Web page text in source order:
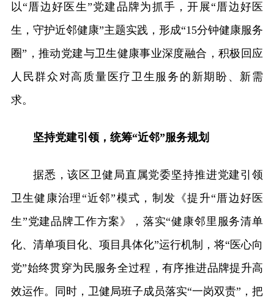
以“厝边好医生”党建品牌为抓手，开展“厝边好医
生，守护近邻健康”主题实践，形成“15分钟健康服务
圈”，推动党建与卫生健康事业深度融合，积极回应
人民群众对高质量医疗卫生服务的新期盼、新需
求。
坚持党建引领，统筹“近邻”服务规划
据悉，该区卫健局直属党委坚持推进党建引领
卫生健康治理“近邻”模式，制发《提升“厝边好医
生”党建品牌工作方案》，落实“健康邻里服务清单
化、清单项目化、项目具体化”运行机制，将“医心向
党”始终贯穿为民服务全过程，有序推进品牌提升高
效运作。同时，卫健局班子成员落实“一岗双责”，把